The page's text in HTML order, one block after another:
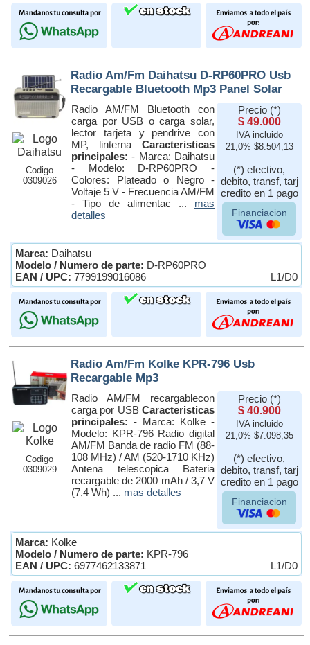
Codigo
0309026
Radio Am/Fm Daihatsu D-RP60PRO Usb
Recargable Bluetooth Mp3 Panel Solar
Radio AM/FM Bluetooth con
carga por USB o carga solar,
lector tarjeta y pendrive con
MP, linterna Caracteristicas
principales:- Marca: Daihatsu
- Modelo: D-RP60PRO -
Colores: Plateado o Negro -
Voltaje 5 V - Frecuencia AM/FM
- Tipo de alimentac ... mas
detalles
Precio (*)
$ 49.000
IVA incluido
21,0% $8.504,13
(*) efectivo,
debito, transf, tarj
credito en 1 pago
Financiacion
Marca: Daihatsu
Modelo / Numero de parte: D-RP60PRO
EAN / UPC: 7799199016086 L1/D0
Codigo
0309029
Radio Am/Fm Kolke KPR-796 Usb
Recargable Mp3
Radio AM/FM recargablecon
carga por USB Caracteristicas
principales: - Marca: Kolke -
Modelo: KPR-796 Radio digital
AM/FM Banda de radio FM (88-
108 MHz) / AM (520-1710 KHz)
Antena telescopica Bateria
recargable de 2000 mAh / 3,7 V
(7,4 Wh) ... mas detalles
Precio (*)
$ 40.900
IVA incluido
21,0% $7.098,35
(*) efectivo,
debito, transf, tarj
credito en 1 pago
Financiacion
Marca: Kolke
Modelo / Numero de parte: KPR-796
EAN / UPC: 6977462133871 L1/D0